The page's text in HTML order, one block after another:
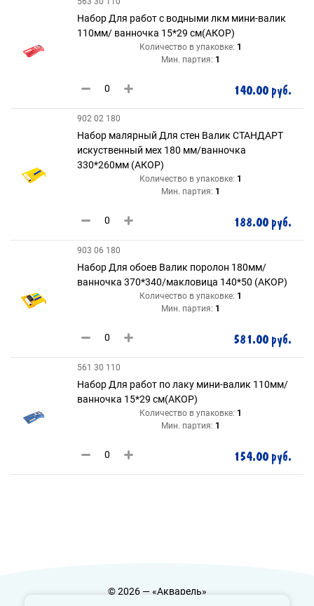
Набор Для работ с водными лкм мини-валик
110мм/ ванночка 15*29 см(АКОР)
Количество в упаковке: 1
Мин. партия: 1
140.00 руб.
902 02 180
Набор малярный Для стен Валик СТАНДАРТ
искуственный мех 180 мм/ванночка
330*260мм (АКОР)
Количество в упаковке: 1
Мин. партия: 1
188.00 руб.
903 06 180
Набор Для обоев Валик поролон 180мм/
ванночка 370*340/макловица 140*50 (АКОР)
Количество в упаковке: 1
Мин. партия: 1
581.00 руб.
561 30 110
Набор Для работ по лаку мини-валик 110мм/
ванночка 15*29 см(АКОР)
Количество в упаковке: 1
Мин. партия: 1
154.00 руб.
© 2026 — «Акварель»